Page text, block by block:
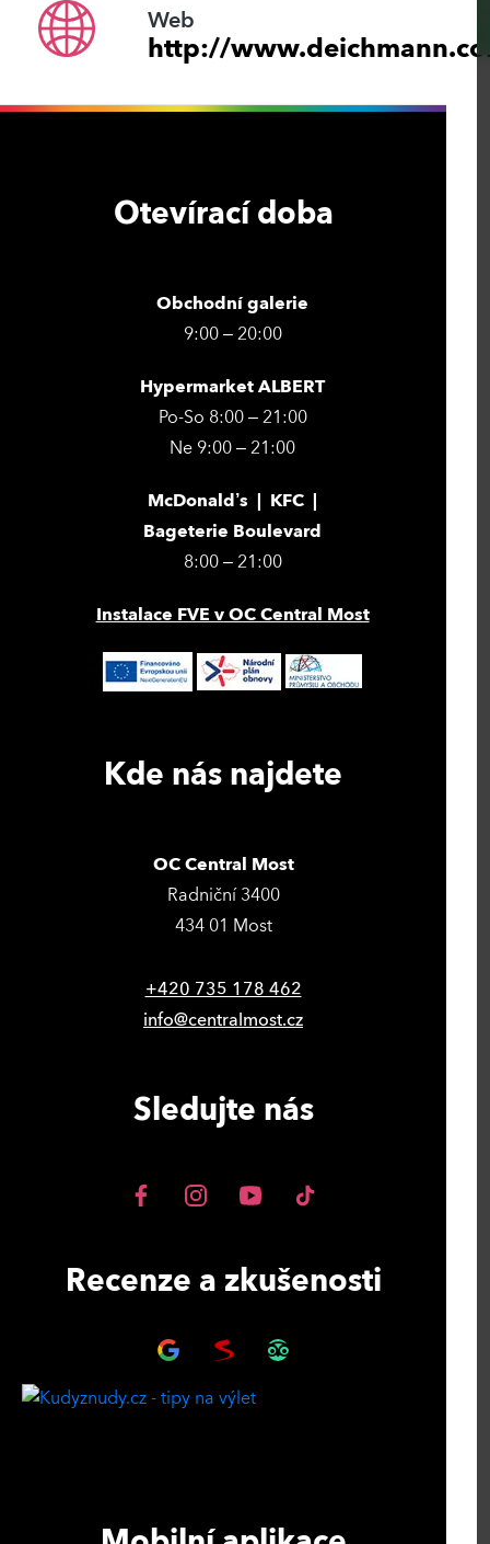
Web
http://
Otevírací doba
Obchodní galerie
9:00 – 20:00
Hypermarket ALBERT
Po-So 8:00 – 21:00
Ne 9:00 – 21:00
McDonald’s | KFC |
Bageterie Boulevard
8:00 – 21:00
Instalace FVE v OC Central Most
Kde nás najdete
OC Central Most
Radniční 3400
434 01 Most
+420 735 178 462
info@centralmost.cz
Sledujte nás
Recenze a zkušenosti